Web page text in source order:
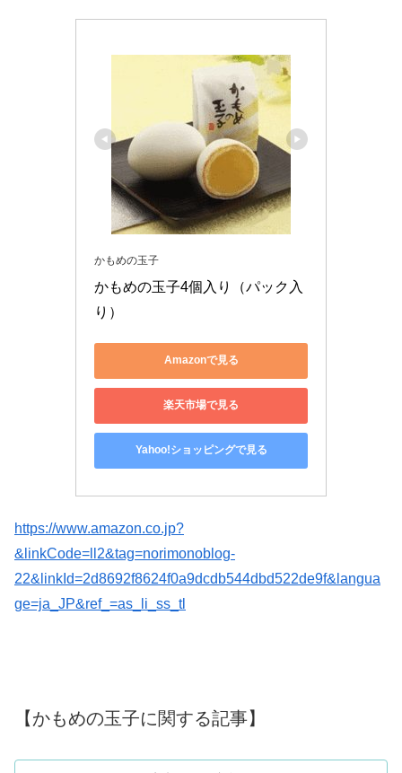
かもめの玉子
かもめの玉子4個入り（パック入
り）
Amazonで見る
楽天市場で見る
Yahoo!ショッピングで見る
https://www.amazon.co.jp?
&linkCode=ll2&tag=norimonoblog-
22&linkId=2d8692f8624f0a9dcdb544dbd522de9f&langua
ge=ja_JP&ref_=as_li_ss_tl
【かもめの玉子に関する記事】